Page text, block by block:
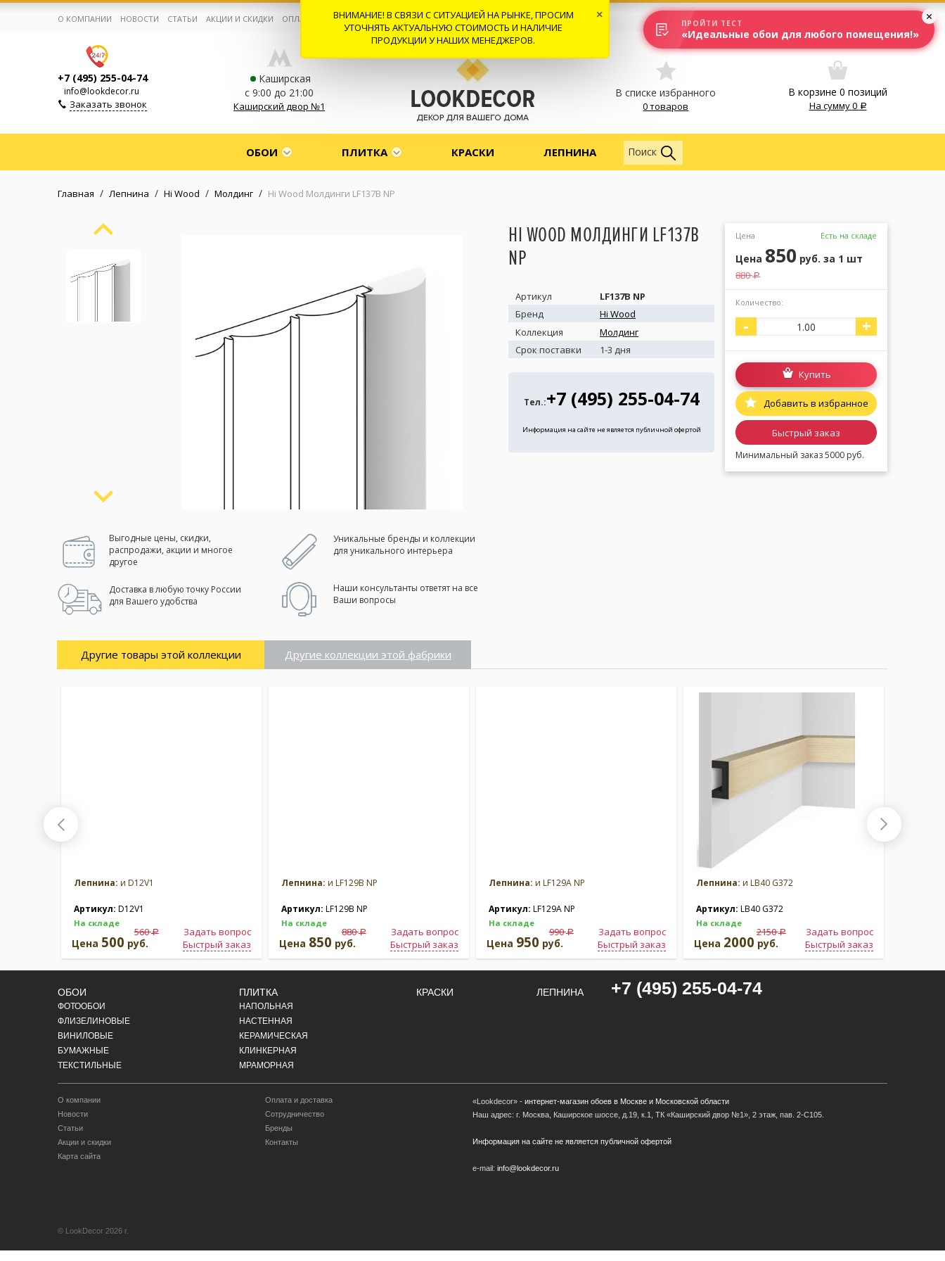
Корзина:0
Избранное:0 товаров
Каталог
Компания
О КОМПАНИИ НОВОСТИ СТАТЬИ АКЦИИ И СКИДКИ ОПЛАТА И ДОСТАВКА СОТРУДНИЧЕСТВО КОНТАКТЫ ОТЗЫВЫ
+7 (495) 255-04-74
info@lookdecor.ru
Заказать звонок
Каширская
с 9:00 до 21:00
Каширский двор №1
В списке избранного
0 товаров
В корзине 0 позиций
На сумму0
ОБОИ ПЛИТКА КРАСКИ ЛЕПНИНА Лепнина
Поиск
Главная / Лепнина / Hi Wood / Молдинг / Hi Wood Молдинги LF137B NP
Выгодные цены, скидки,
распродажи, акции и многое
другое
Уникальные бренды и коллекции
для уникального интерьера
Доставка в любую точку России
для Вашего удобства
Наши консультанты ответят на все
Ваши вопросы
HI WOOD МОЛДИНГИ LF137B
NP
Артикул
LF137B NP
Бренд
Hi Wood
Коллекция
Молдинг
Срок поставки
1-3 дня
Тел.:+7 (495) 255-04-74
Информация на сайте не является публичной офертой
Цена Есть на складе
Цена 850 руб. за 1 шт
880a
Количество:
- +
Купить
Добавить в избранное
Быстрый заказ
Минимальный заказ 5000 руб.
Другие товары этой коллекции Другие коллекции этой фабрики
Лепнина: и D12V1
Артикул: D12V1
На складе
Задать вопрос
Быстрый заказ
Цена 500 руб.
560a
Лепнина: и LF129B NP
Артикул: LF129B NP
На складе
Задать вопрос
Быстрый заказ
Цена 850 руб.
880a
Лепнина: и LF129A NP
Артикул: LF129A NP
На складе
Задать вопрос
Быстрый заказ
Цена 950 руб.
990a
Лепнина: и LB40 G372
Артикул: LB40 G372
На складе
Задать вопрос
Быстрый заказ
Цена 2000 руб.
2150a
ОБОИ
ФОТООБОИ
ФЛИЗЕЛИНОВЫЕ
ВИНИЛОВЫЕ
БУМАЖНЫЕ
ТЕКСТИЛЬНЫЕ
ПЛИТКА
НАПОЛЬНАЯ
НАСТЕННАЯ
КЕРАМИЧЕСКАЯ
КЛИНКЕРНАЯ
МРАМОРНАЯ
КРАСКИ ЛЕПНИНА +7 (495) 255-04-74
О компании
Новости
Статьи
Акции и скидки
Карта сайта
Оплата и доставка
Сотрудничество
Бренды
Контакты
«Lookdecor» - интернет-магазин обоев в Москве и Московской области
Наш адрес: г. Москва, Каширское шоссе, д.19, к.1, ТК «Каширский двор №1», 2 этаж, пав. 2-С105.
Информация на сайте не является публичной офертой
e-mail: info@lookdecor.ru
© LookDecor 2026 г.
ВНИМАНИЕ! В СВЯЗИ С СИТУАЦИЕЙ НА РЫНКЕ, ПРОСИМ
УТОЧНЯТЬ АКТУАЛЬНУЮ СТОИМОСТЬ И НАЛИЧИЕ
ПРОДУКЦИИ У НАШИХ МЕНЕДЖЕРОВ.
×
ПРОЙТИ ТЕСТ
«Идеальные обои для любого помещения!»